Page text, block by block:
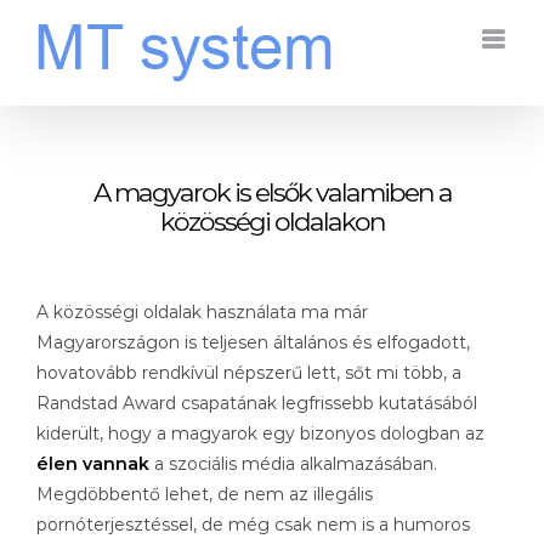
A magyarok is elsők valamiben a
közösségi oldalakon
A közösségi oldalak használata ma már
Magyarországon is teljesen általános és elfogadott,
hovatovább rendkívül népszerű lett, sőt mi több, a
Randstad Award csapatának legfrissebb kutatásából
kiderült, hogy a magyarok egy bizonyos dologban az
élen vannak a szociális média alkalmazásában.
Megdöbbentő lehet, de nem az illegális
pornóterjesztéssel, de még csak nem is a humoros